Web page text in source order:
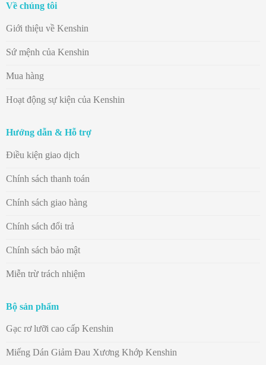
Về chúng tôi
Giới thiệu về Kenshin
Sứ mệnh của Kenshin
Mua hàng
Hoạt động sự kiện của Kenshin
Hướng dẫn & Hỗ trợ
Điều kiện giao dịch
Chính sách thanh toán
Chính sách giao hàng
Chính sách đổi trả
Chính sách bảo mật
Miễn trừ trách nhiệm
Bộ sản phẩm
Gạc rơ lưỡi cao cấp Kenshin
Miếng Dán Giảm Đau Xương Khớp Kenshin